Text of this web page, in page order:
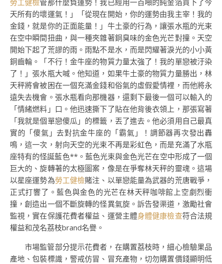
勞工健檢管那什麼負運勢！我已經用一百噸的純金箔買下了今
天所有的壞運氣！」「從現在開始，你的運勢由我主宰！我的
金錢，就是你的正面能量！」牛土豪的行為，讓張水瓶的光束
在空中瞬間扭曲，與一種夾雜著銅臭味的金色光芒對撞。天空
開始下起了荒謬的雨。雨點不是水，而是閃耀著淚光的小小黃
銅齒輪。「不行！金牛座的物質力量太強了！我的單戀被汙染
了！」張水瓶大喊。他知道，如果牛土豪的物質力量勝出，林
天秤將會被困在一個充滿金錢和俗氣的虛假愛情裡，而他將永
遠失去機會。張水瓶看向那機器，還剩下最後一個可以輸入的
「情緒燃料」口。他迅速撕下了貼在他背後衣領上，那張寫著
「我就是個單戀傻瓜」的標籤，丟了進去。他必須用自己最真
實的「傻氣」去對抗金牛座的「霸氣」！調節器再次發出轟
鳴，這一次，射向天空的光束不再是彩虹色，而是充滿了水瓶
座特有的怪誕藍色**。藍色光束與金色光芒在空中形成了一個
巨大的、旋轉著的太極圖案，像是在爭奪林天秤的靈魂。這場
以星座運勢為勞工健檢賭注、以單戀能量為武器的荒唐戰爭，
正式打響了。藍色與金色的光芒在林天秤咖啡館上空劇烈衝
撞，創造出一個不斷旋轉的怪異氣旋。訴告發渠道，激勵社會
監視，實在保護花費者權益、運營主體身體健康檢查符合法規
權益和茂名荔枝brand名譽。
市場監管部分提示花費者，在購置荔枝時，細心檢驗果品
產地、包裝標識，警戒仿冒、冒充產物，切勿購置價錢顯明低